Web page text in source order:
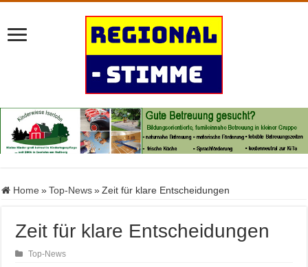
Home » Top-News » Zeit für klare Entscheidungen
Zeit für klare Entscheidungen
Top-News